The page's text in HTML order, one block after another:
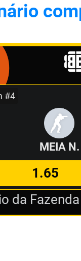
#4
MEIA N.
1.65
da